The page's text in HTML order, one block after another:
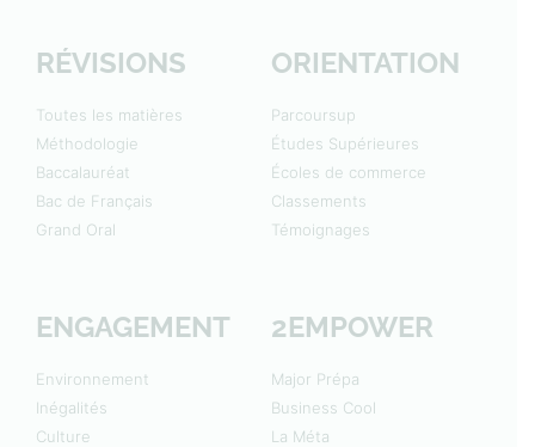
RÉVISIONS
Toutes les matières
Méthodologie
Baccalauréat
Bac de Français
Grand Oral
ORIENTATION
Parcoursup
Études Supérieures
Écoles de commerce
Classements
Témoignages
ENGAGEMENT
Environnement
Inégalités
Culture
2EMPOWER
Major Prépa
Business Cool
La Méta